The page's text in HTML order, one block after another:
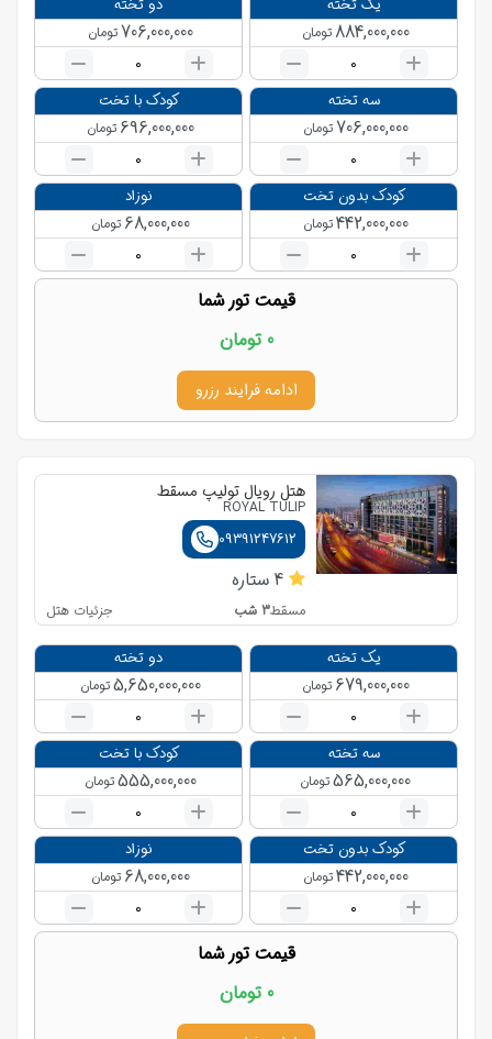
یک تخته
884,000,000 تومان
0
دو تخته
706,000,000تومان
0
سه تخته
706,000,000تومان
0
کودک با تخت
696,000,000 تومان
0
کودک بدون تخت
442,000,000تومان
0
نوزاد
68,000,000 تومان
0
قیمت تور شما
0 تومان
ادامه فرایند رزرو
هتل رویال تولیپ مسقط
ROYAL TULIP
09391247612
4 ستاره
مسقط3 شب جزئیات هتل
یک تخته
679,000,000 تومان
0
دو تخته
5,650,000,000تومان
0
سه تخته
565,000,000تومان
0
کودک با تخت
555,000,000تومان
0
کودک بدون تخت
442,000,000تومان
0
نوزاد
68,000,000 تومان
0
قیمت تور شما
0 تومان